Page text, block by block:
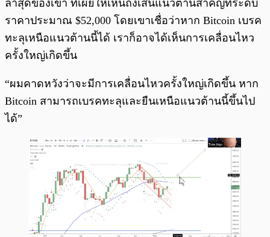
ล่าสุดของเขา ที่เผยให้เห็นถึงเส้นแนวต้านสำคัญที่ระดับ
ราคาประมาณ $52,000 โดยเขาเชื่อว่าหาก Bitcoin เบรค
ทะลุเหนือแนวต้านนี้ได้ เราก็อาจได้เห็นการเคลื่อนไหว
ครั้งใหญ่เกิดขึ้น
“ผมคาดหวังว่าจะมีการเคลื่อนไหวครั้งใหญ่เกิดขึ้น หาก
Bitcoin สามารถเบรคทะลุและยืนเหนือแนวต้านนี้ขึ้นไป
ได้”